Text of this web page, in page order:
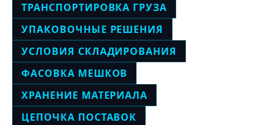
ТРАНСПОРТИРОВКА ГРУЗА
УПАКОВОЧНЫЕ РЕШЕНИЯ
УСЛОВИЯ СКЛАДИРОВАНИЯ
ФАСОВКА МЕШКОВ
ХРАНЕНИЕ МАТЕРИАЛА
ЦЕПОЧКА ПОСТАВОК